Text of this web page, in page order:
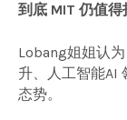
到底 MIT 仍值得
Lobang姐姐认
升、人工智能AI
态势。